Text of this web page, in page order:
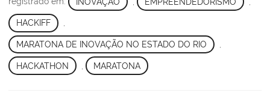
HACKIFF ,
MARATONA DE INOVAÇÃO NO ESTADO DO RIO
HACKATHON MARATONA